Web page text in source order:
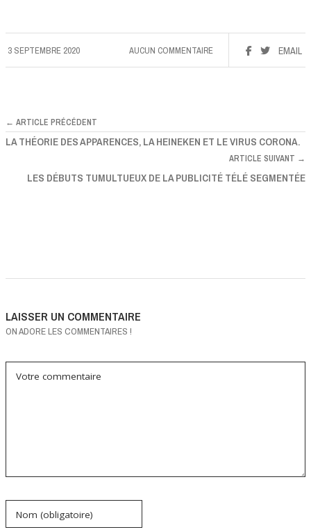
3 SEPTEMBRE 2020 EMAIL
AUCUN COMMENTAIRE
← ARTICLE PRÉCÉDENT
LA THÉORIE DES APPARENCES, LA HEINEKEN ET LE VIRUS CORONA.
ARTICLE SUIVANT →
LES DÉBUTS TUMULTUEUX DE LA PUBLICITÉ TÉLÉ SEGMENTÉE
LAISSER UN COMMENTAIRE
ON ADORE LES COMMENTAIRES !
Votre commentaire
Nom (obligatoire)